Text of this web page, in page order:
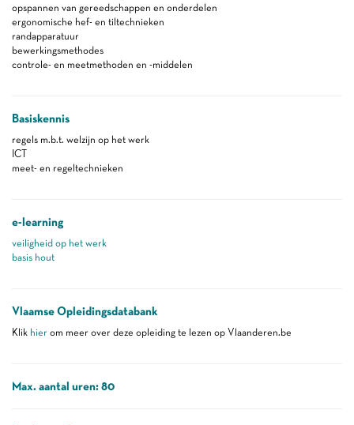
opspannen van gereedschappen en onderdelen
ergonomische hef- en tiltechnieken
randapparatuur
bewerkingsmethodes
controle- en meetmethoden en -middelen
Basiskennis
regels m.b.t. welzijn op het werk
ICT
meet- en regeltechnieken
e-learning
veiligheid op het werk
basis hout
Vlaamse Opleidingsdatabank
Klik hier om meer over deze opleiding te lezen op Vlaanderen.be
Max. aantal uren: 80